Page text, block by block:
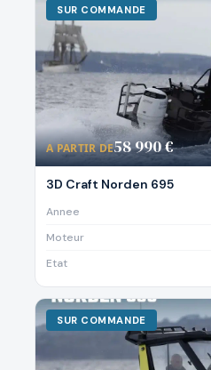
SUR COMMANDE
A PARTIR DE58 990 €
3D Craft Norden 695
Annee
Moteur
Etat
SUR COMMANDE